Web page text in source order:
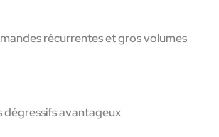
récurrentes et gros volumes
dégressifs avantageux